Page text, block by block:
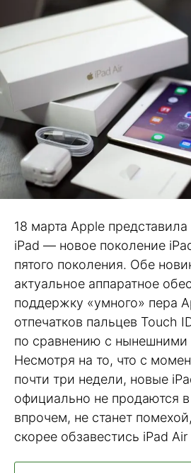
18 марта Apple
iPad — новое поколение
пятого поколения. Обе
актуальное аппаратное
поддержку «умного» пера
отпечатков пальцев Touch
по сравнению с нынешними
Несмотря на то, что с
почти три недели, новые
официально не продаются
впрочем, не станет
скорее обзавестись iPad